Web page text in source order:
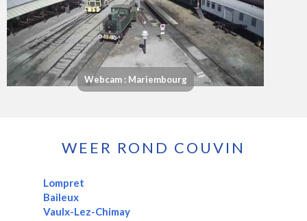
Webcam : Mariembourg
WEER ROND COUVIN
Lompret
Baileux
Vaulx-Lez-Chimay